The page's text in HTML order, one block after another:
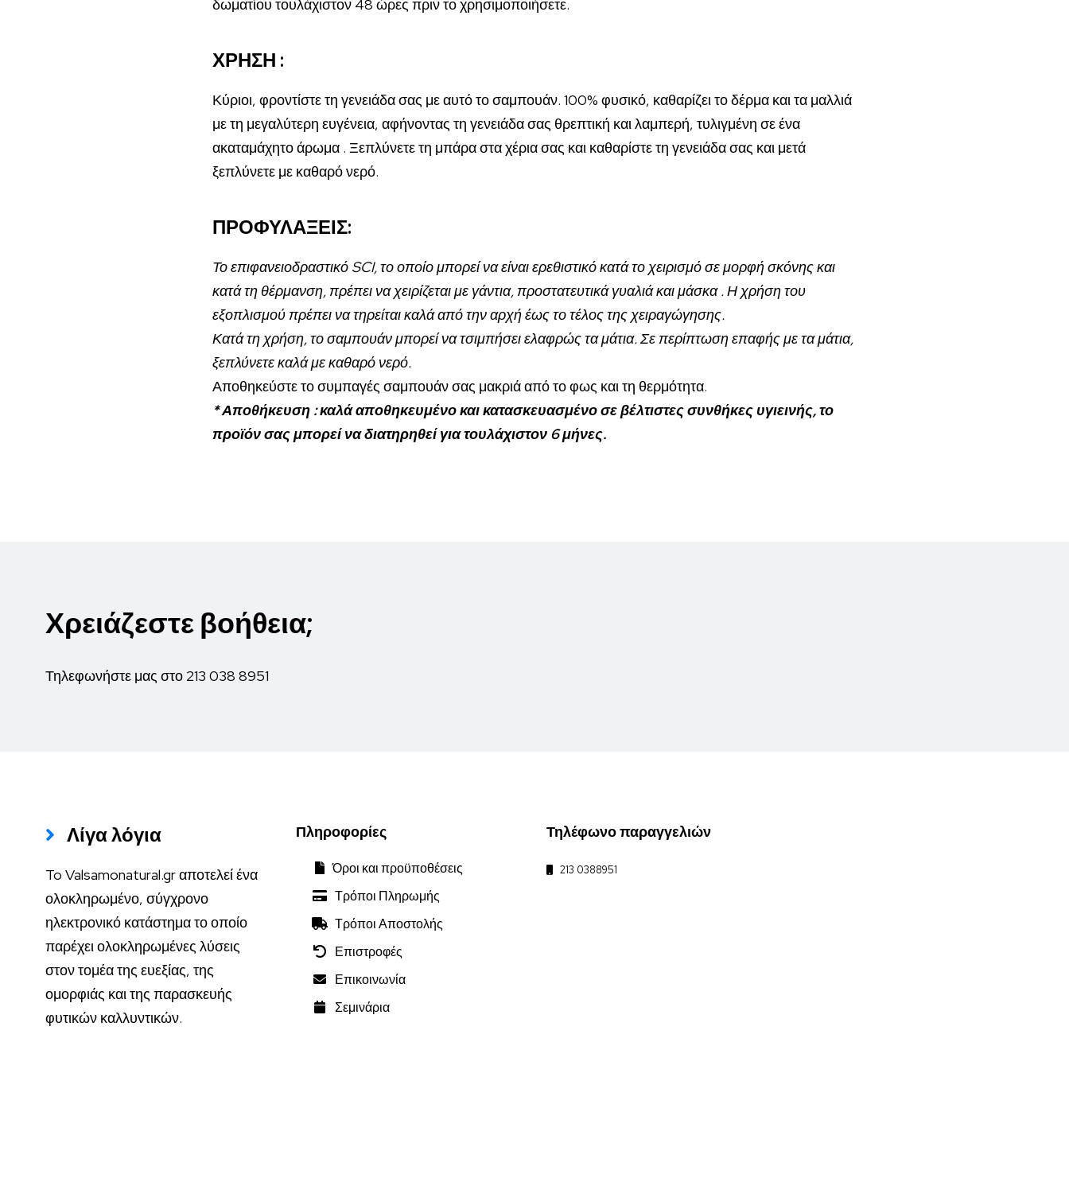
δωματίου τουλάχιστον 48 ώρες πριν το χρησιμοποιήσετε.
ΧΡΗΣΗ :
Κύριοι, φροντίστε τη γενειάδα σας με αυτό το σαμπουάν. 100% φυσικό, καθαρίζει το δέρμα και τα μαλλιά
με τη μεγαλύτερη ευγένεια, αφήνοντας τη γενειάδα σας θρεπτική και λαμπερή, τυλιγμένη σε ένα
ακαταμάχητο άρωμα . Ξεπλύνετε τη μπάρα στα χέρια σας και καθαρίστε τη γενειάδα σας και μετά
ξεπλύνετε με καθαρό νερό.
ΠΡΟΦΥΛΑΞΕΙΣ:
Το επιφανειοδραστικό SCI, το οποίο μπορεί να είναι ερεθιστικό κατά το χειρισμό σε μορφή σκόνης και
κατά τη θέρμανση, πρέπει να χειρίζεται με γάντια, προστατευτικά γυαλιά και μάσκα . Η χρήση του
εξοπλισμού πρέπει να τηρείται καλά από την αρχή έως το τέλος της χειραγώγησης.
Κατά τη χρήση, το σαμπουάν μπορεί να τσιμπήσει ελαφρώς τα μάτια. Σε περίπτωση επαφής με τα μάτια,
ξεπλύνετε καλά με καθαρό νερό.
Αποθηκεύστε το συμπαγές σαμπουάν σας μακριά από το φως και τη θερμότητα.
* Αποθήκευση : καλά αποθηκευμένο και κατασκευασμένο σε βέλτιστες συνθήκες υγιεινής, το
προϊόν σας μπορεί να διατηρηθεί για τουλάχιστον 6 μήνες.
Χρειάζεστε βοήθεια;
Τηλεφωνήστε μας στο 213 038 8951
Λίγα λόγια
To Valsamonatural.gr αποτελεί ένα
ολοκληρωμένο, σύγχρονο
ηλεκτρονικό κατάστημα το οποίο
παρέχει ολοκληρωμένες λύσεις
στον τομέα της ευεξίας, της
ομορφιάς και της παρασκευής
φυτικών καλλυντικών.
Πληροφορίες
Όροι και προϋποθέσεις
Τρόποι Πληρωμής
Τρόποι Αποστολής
Επιστροφές
Επικοινωνία
Σεμινάρια
Τηλέφωνο παραγγελιών
213 0388951